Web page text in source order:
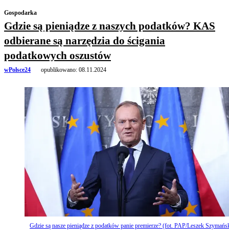
Gospodarka
Gdzie są pieniądze z naszych podatków? KAS
odbierane są narzędzia do ścigania
podatkowych oszustów
wPolsce24 opublikowano: 08.11.2024
Gdzie są nasze pieniądze z podatków panie premierze? (fot. PAP/Leszek